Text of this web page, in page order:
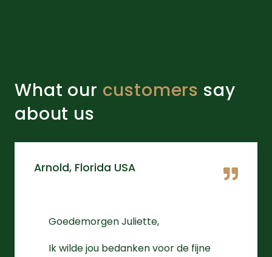
What our customers say
about us
Arnold, Florida USA
Goedemorgen Juliette,
Ik wilde jou bedanken voor de fijne